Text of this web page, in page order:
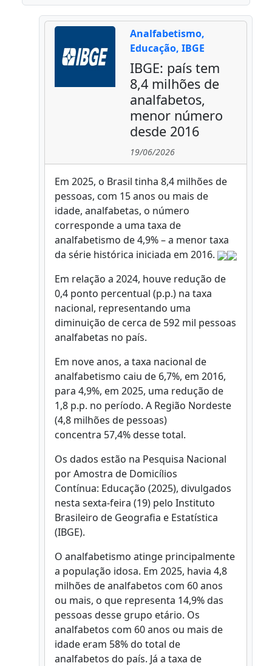
Analfabetismo,
Educação, IBGE
IBGE: país tem
8,4 milhões de
analfabetos,
menor número
desde 2016
19/06/2026
Em 2025, o Brasil tinha 8,4 milhões de
pessoas, com 15 anos ou mais de
idade, analfabetas, o número
corresponde a uma taxa de
analfabetismo de 4,9% – a menor taxa
da série histórica iniciada em 2016.
Em relação a 2024, houve redução de
0,4 ponto percentual (p.p.) na taxa
nacional, representando uma
diminuição de cerca de 592 mil pessoas
analfabetas no país.
Em nove anos, a taxa nacional de
analfabetismo caiu de 6,7%, em 2016,
para 4,9%, em 2025, uma redução de
1,8 p.p. no período. A Região Nordeste
(4,8 milhões de pessoas)
concentra 57,4% desse total.
Os dados estão na Pesquisa Nacional
por Amostra de Domicílios
Contínua: Educação (2025), divulgados
nesta sexta-feira (19) pelo Instituto
Brasileiro de Geografia e Estatística
(IBGE).
O analfabetismo atinge principalmente
a população idosa. Em 2025, havia 4,8
milhões de analfabetos com 60 anos
ou mais, o que representa 14,9% das
pessoas desse grupo etário. Os
analfabetos com 60 anos ou mais de
idade eram 58% do total de
analfabetos do país. Já a taxa de